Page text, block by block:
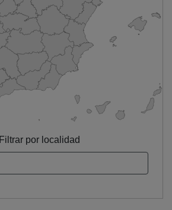
Filtrar por localidad